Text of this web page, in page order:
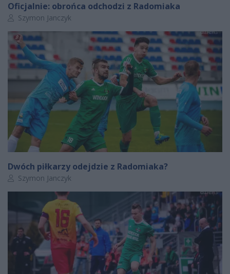
Oficjalnie: obrońca odchodzi z Radomiaka
Autor artykułu:
Szymon Janczyk
Dwóch piłkarzy odejdzie z Radomiaka?
Autor artykułu:
Szymon Janczyk